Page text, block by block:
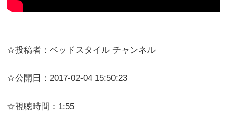
☆投稿者：ベッドスタイル チャンネル
☆公開日：2017-02-04 15:50:23
☆視聴時間：1:55